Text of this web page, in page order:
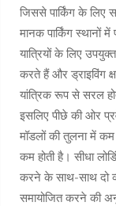
जिससे पार्किंग के लिए
मानक पार्किंग स्थानों
यात्रियों के लिए
करते हैं और ड्राइविंग
यांत्रिक रूप से सरल
इसलिए पीछे की ओर
मॉडलों की तुलना में
कम होती है। सीधा
करने के साथ-साथ दो
समायोजित करने की